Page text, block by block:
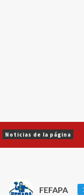
Noticias de la página
FEFAPA